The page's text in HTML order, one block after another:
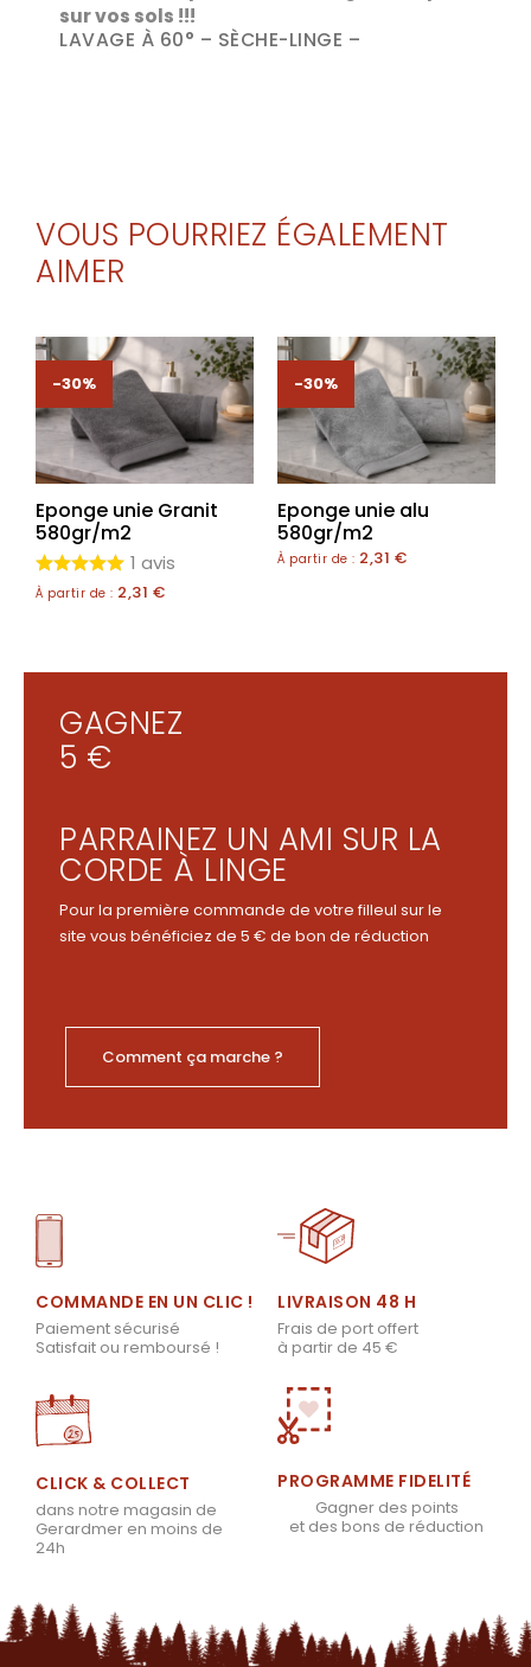
sur vos sols !!!
LAVAGE À 60° – SÈCHE-LINGE –
VOUS POURRIEZ ÉGALEMENT
AIMER
-30%
Eponge unie Granit
580gr/m2
1 avis
À partir de : 2,31 €
-30%
Eponge unie alu
580gr/m2
À partir de : 2,31 €
GAGNEZ
5 €
PARRAINEZ UN AMI SUR LA
CORDE À LINGE
Pour la première commande de votre filleul sur le
site vous bénéficiez de 5 € de bon de réduction
Comment ça marche ?
COMMANDE EN UN CLIC !
Paiement sécurisé
Satisfait ou remboursé !
LIVRAISON 48 H
Frais de port offert
à partir de 45 €
CLICK & COLLECT
dans notre magasin de
Gerardmer en moins de
24h
PROGRAMME FIDELITÉ
Gagner des points
et des bons de réduction